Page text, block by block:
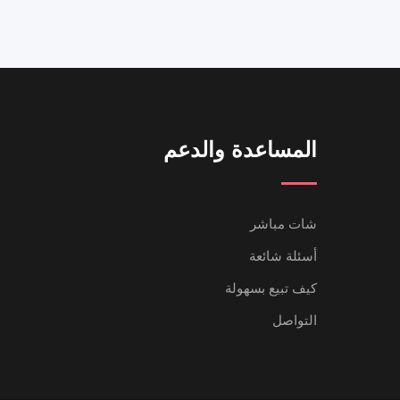
المساعدة والدعم
شات مباشر
أسئلة شائعة
كيف تبيع بسهولة
التواصل